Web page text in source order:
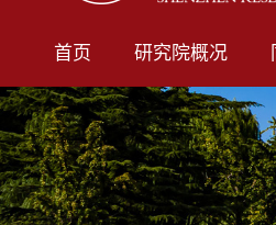
首页 研究院概况